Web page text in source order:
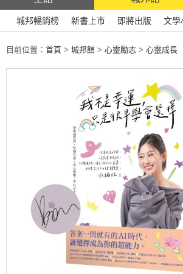
城邦暢銷榜 新書上市 即將出版 文學
目前位置： 首頁 > 城邦館 > 心靈勵志 > 心靈成長